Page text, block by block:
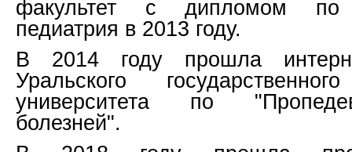
факультет с дипломом по
педиатрия в 2013 году.
В 2014 году прошла
Уральского
университета по
болезней".